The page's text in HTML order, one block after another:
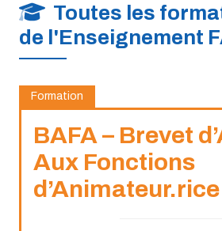
Toutes les
de l'Enseignement
Formation
BAFA – Brevet
Aux Fonctions
d’Animateur.rice